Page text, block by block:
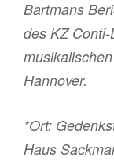
Bartmans
des KZ
Hannover.
*Ort:
Haus